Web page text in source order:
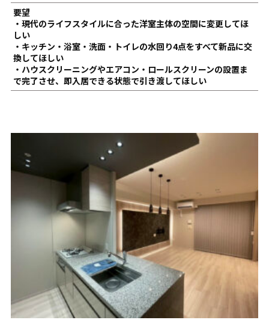
要望
・現代のライフスタイルに合った洋室主体の空間に変更してほ
しい
・キッチン・浴室・洗面・トイレの水回り4点をすべて新品に交
換してほしい
・ハウスクリーニングやエアコン・ロールスクリーンの設置ま
で完了させ、即入居できる状態で引き渡してほしい